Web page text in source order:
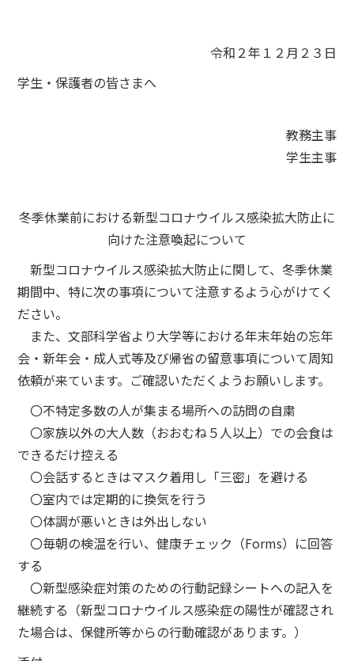
令和２年１２月２３日
学生・保護者の皆さまへ
教務主事
学生主事
冬季休業前における新型コロナウイルス感染拡大防止に
向けた注意喚起について
新型コロナウイルス感染拡大防止に関して、冬季休業
期間中、特に次の事項について注意するよう心がけてく
ださい。
また、文部科学省より大学等における年末年始の忘年
会・新年会・成人式等及び帰省の留意事項について周知
依頼が来ています。ご確認いただくようお願いします。
〇不特定多数の人が集まる場所への訪問の自粛
〇家族以外の大人数（おおむね５人以上）での会食は
できるだけ控える
〇会話するときはマスク着用し「三密」を避ける
〇室内では定期的に換気を行う
〇体調が悪いときは外出しない
〇毎朝の検温を行い、健康チェック（Forms）に回答
する
〇新型感染症対策のための行動記録シートへの記入を
継続する（新型コロナウイルス感染症の陽性が確認され
た場合は、保健所等からの行動確認があります。）